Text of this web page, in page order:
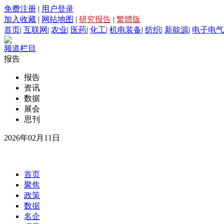
免费注册 | 用户登录
加入收藏 | 网站地图 | 研究报告 | 繁體版
首页| 互联网 | 农业| 医药| 化工| 机电装备| 纺织| 新能源| 电子电气
频道栏目
报告
报告
资讯
数据
展会
思刊
2026年02月11日
首页
聚焦
政策
数据
名企